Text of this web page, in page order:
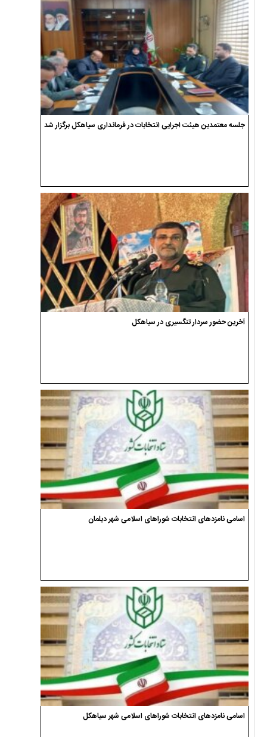
جلسه معتمدین هیئت اجرایی انتخابات در فرمانداری سیاهکل برگزار شد
آخرین حضور سردار تنگسیری در سیاهکل
اسامی نامزدهای انتخابات شوراهای اسلامی شهر دیلمان
اسامی نامزدهای انتخابات شوراهای اسلامی شهر سیاهکل